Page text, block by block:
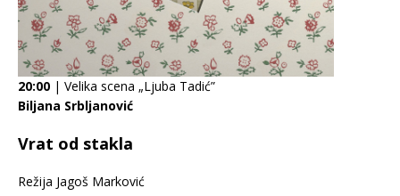
20:00 | Velika scena „Ljuba Tadić”
Biljana Srbljanović
Vrat od stakla
Režija Jagoš Marković